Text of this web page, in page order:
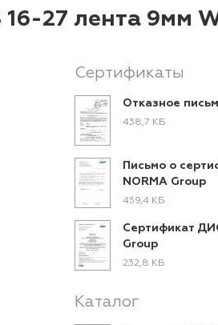
27 лента 9мм
Сертификаты
Отказное
438,7 КБ
Письмо о
NORMA Group
459,4 КБ
Сертификат
Group
232,8 КБ
Каталог